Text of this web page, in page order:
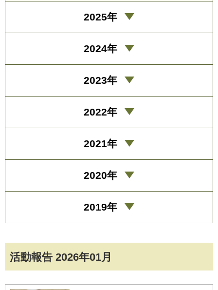
活動報告 2026年01月
2025年
2024年
2023年
2022年
2021年
2020年
2019年